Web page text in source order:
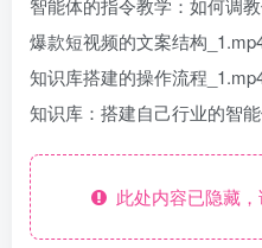
智能体的指令教学：如何调
爆款短视频的文案结构
知识库搭建的操作流程
知识库：搭建自己行业的智
此处内容已隐藏，